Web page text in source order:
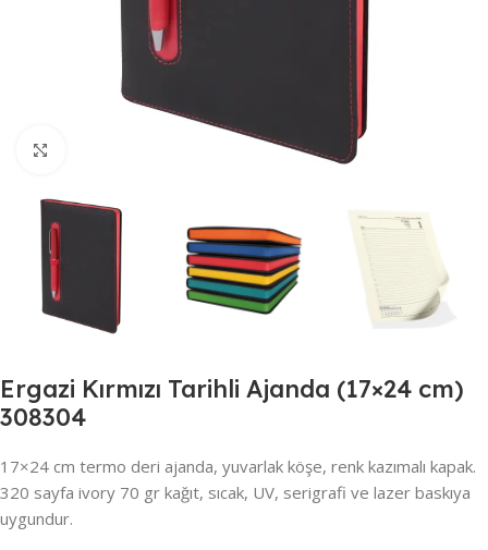
Ergazi Kırmızı Tarihli Ajanda (17×24 cm)
308304
17×24 cm termo deri ajanda, yuvarlak köşe, renk kazımalı kapak.
320 sayfa ivory 70 gr kağıt, sıcak, UV, serigrafi ve lazer baskıya
uygundur.